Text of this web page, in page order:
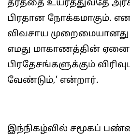
தரத்தை உயர்த்துவதே
பிரதான நோக்கமாகும்.
விவசாய முறைமையானது
எமது மாகாணத்தின்
பிரதேசங்களுக்கும்
வேண்டும்,’ என்றார்.
இந்நிகழ்வில் சமூகப்